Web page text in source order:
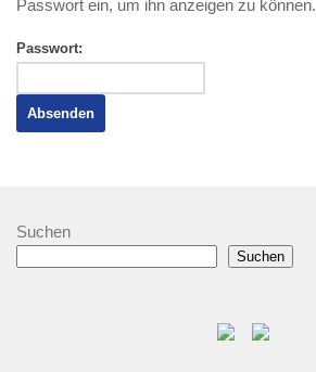
Passwort ein, um ihn anzeigen zu können.
Passwort:
Suchen
Suchen